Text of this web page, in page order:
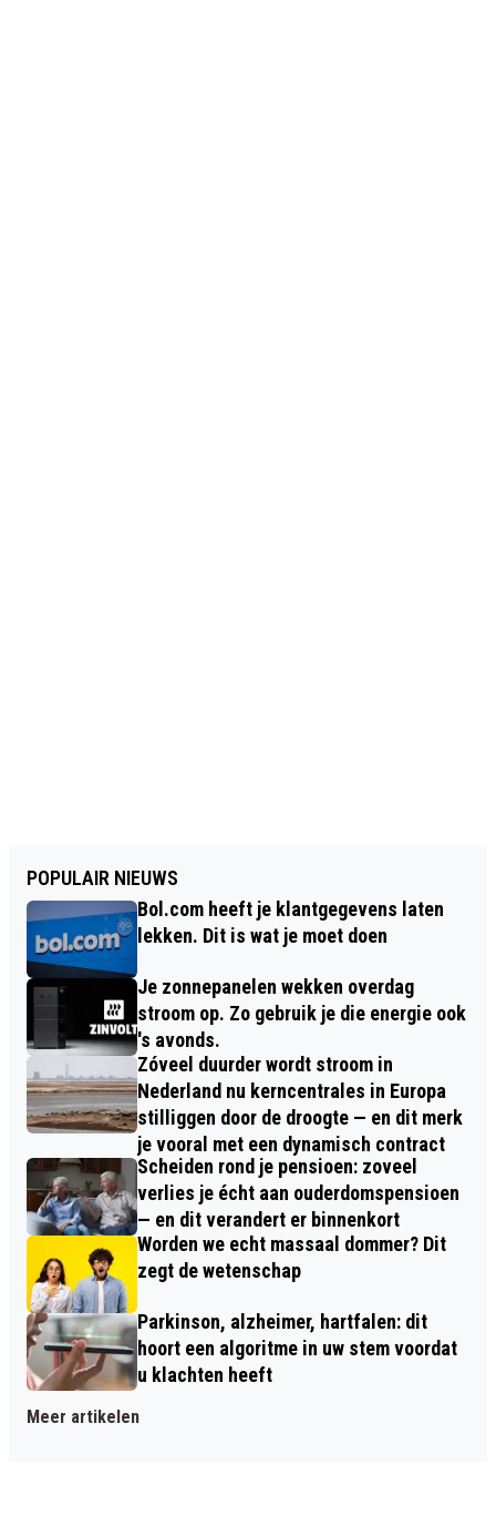
POPULAIR NIEUWS
Bol.com heeft je klantgegevens laten
lekken. Dit is wat je moet doen
Je zonnepanelen wekken overdag
stroom op. Zo gebruik je die energie ook
's avonds.
Zóveel duurder wordt stroom in
Nederland nu kerncentrales in Europa
stilliggen door de droogte — en dit merk
je vooral met een dynamisch contract
Scheiden rond je pensioen: zoveel
verlies je écht aan ouderdomspensioen
— en dit verandert er binnenkort
Worden we echt massaal dommer? Dit
zegt de wetenschap
Parkinson, alzheimer, hartfalen: dit
hoort een algoritme in uw stem voordat
u klachten heeft
Meer artikelen